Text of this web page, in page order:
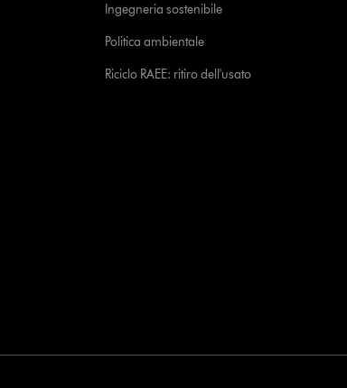
Ingegneria sostenibile
Politica ambientale
Riciclo RAEE: ritiro dell'usato